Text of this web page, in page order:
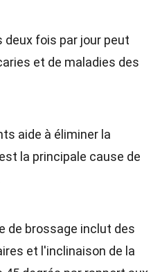
deux fois par jour peut
et de maladies des
aide à éliminer la
la principale cause de
de brossage inclut des
et l'inclinaison de la